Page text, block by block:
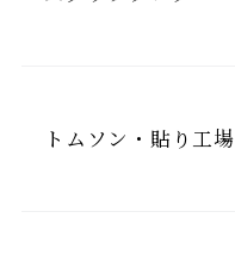
トムソン・貼り工場